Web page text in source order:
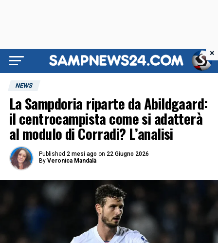
NEWS
La Sampdoria riparte da Abildgaard:
il centrocampista come si adatterà
al modulo di Corradi? L’analisi
Published 2 mesi ago on 22 Giugno 2026
By Veronica Mandalà
×